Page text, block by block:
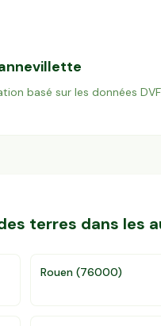
basé sur les données DVF
terres dans les
Rouen (76000)